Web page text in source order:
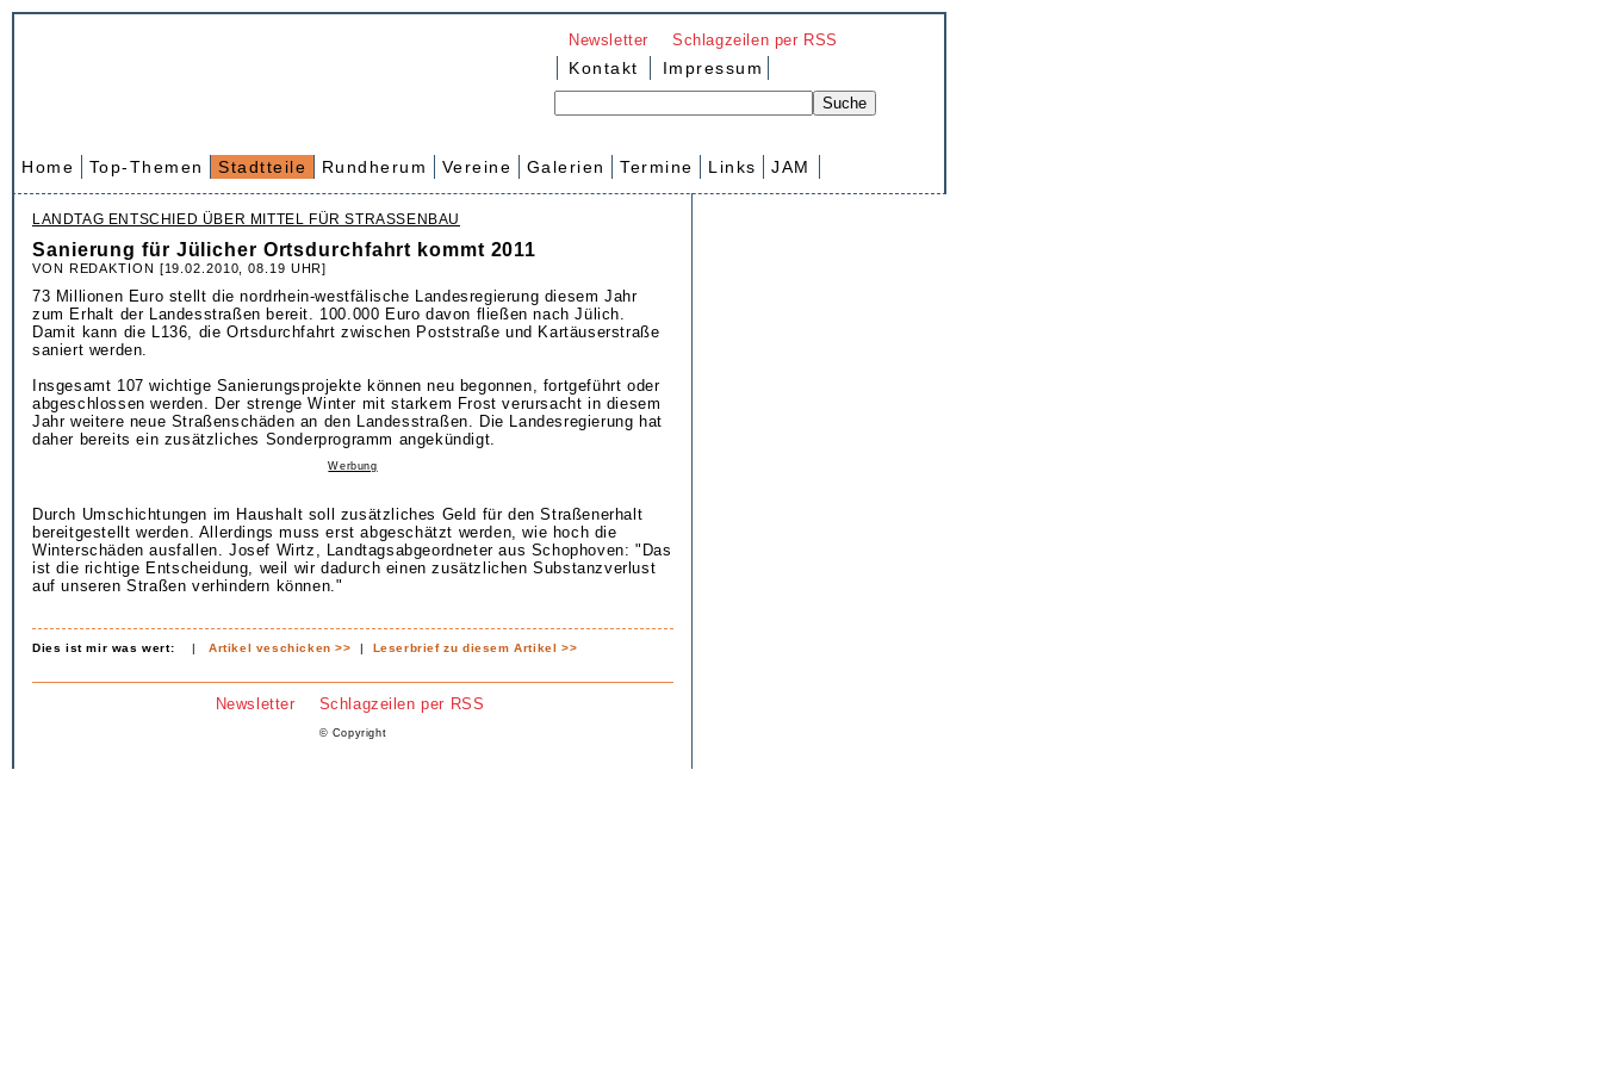
Newsletter Schlagzeilen per RSS
Kontakt Impressum
Home Top-Themen Stadtteile Rundherum Vereine Galerien Termine Links JAM
LANDTAG ENTSCHIED ÜBER MITTEL FÜR STRASSENBAU
Sanierung für Jülicher Ortsdurchfahrt kommt 2011
VON REDAKTION [19.02.2010, 08.19 UHR]
73 Millionen Euro stellt die nordrhein-westfälische Landesregierung diesem Jahr
zum Erhalt der Landesstraßen bereit. 100.000 Euro davon fließen nach Jülich.
Damit kann die L136, die Ortsdurchfahrt zwischen Poststraße und Kartäuserstraße
saniert werden.
Insgesamt 107 wichtige Sanierungsprojekte können neu begonnen, fortgeführt oder
abgeschlossen werden. Der strenge Winter mit starkem Frost verursacht in diesem
Jahr weitere neue Straßenschäden an den Landesstraßen. Die Landesregierung hat
daher bereits ein zusätzliches Sonderprogramm angekündigt.
Werbung
Durch Umschichtungen im Haushalt soll zusätzliches Geld für den Straßenerhalt
bereitgestellt werden. Allerdings muss erst abgeschätzt werden, wie hoch die
Winterschäden ausfallen. Josef Wirtz, Landtagsabgeordneter aus Schophoven: "Das
ist die richtige Entscheidung, weil wir dadurch einen zusätzlichen Substanzverlust
auf unseren Straßen verhindern können."
Dies ist mir was wert: |Artikel veschicken >> | Leserbrief zu diesem Artikel >>
Newsletter Schlagzeilen per RSS
© Copyright